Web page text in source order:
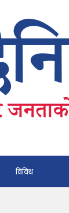
विविध